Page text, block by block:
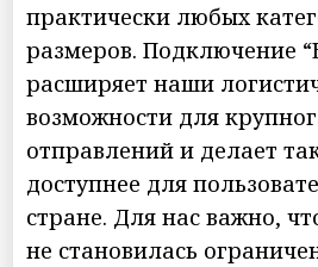
практически любых
размеров. Подключение
расширяет наши
возможности для
отправлений и делает
доступнее для
стране. Для нас важно,
не становилась